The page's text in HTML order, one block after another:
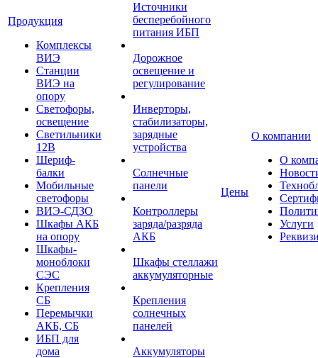
Продукция
Комплексы
ВИЭ
Станции
ВИЭ на
опору
Светофоры,
освещение
Светильники
12В
Шериф-
балки
Мобильные
светофоры
ВИЭ-СДЗО
Шкафы АКБ
на опору
Шкафы-
моноблоки
СЭС
Крепления
СБ
Перемычки
АКБ, СБ
ИБП для
дома
Источники
бесперебойного
питания ИБП
Дорожное
освещение и
регулирование
Инверторы,
стабилизаторы,
зарядные
устройства
Солнечные
панели
Контроллеры
заряда/разряда
АКБ
Шкафы стеллажи
аккумуляторные
Крепления
солнечных
панелей
Аккумуляторы
Цены
О компании
О
Услуги